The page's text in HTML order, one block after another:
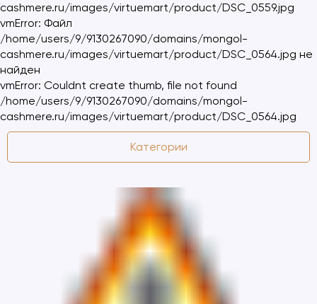
cashmere.ru/images/virtuemart/product/DSC_0559.jpg
vmError: Файл
/home/users/9/9130267090/domains/mongol-
cashmere.ru/images/virtuemart/product/DSC_0564.jpg не
найден
vmError: Couldnt create thumb, file not found
/home/users/9/9130267090/domains/mongol-
cashmere.ru/images/virtuemart/product/DSC_0564.jpg
Категории